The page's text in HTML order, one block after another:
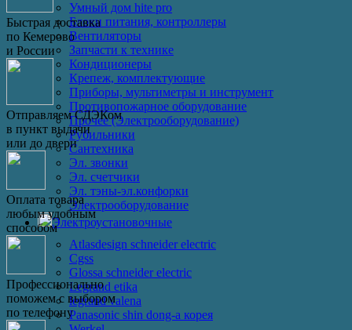
Умный дом hite pro
Блоки питания, контроллеры
Вентиляторы
Запчасти к технике
Кондиционеры
Крепеж, комплектующие
Приборы, мультиметры и инструмент
Противопожарное оборудование
Прочее (Электрооборудование)
Рубильники
Сантехника
Эл. звонки
Эл. счетчики
Эл. тэны-эл.конфорки
Электрооборудование
Электроустановочные
Atlasdesign schneider electric
Cgss
Glossa schneider electric
Legrand etika
legrand valena
Panasonic shin dong-a корея
Быстрая доставка
по Кемерово
и России
Отправляем СДЭКом
в пункт выдачи
или до двери
Оплата товара
любым удобным
способом
Профессионально
поможем с выбором
по телефону